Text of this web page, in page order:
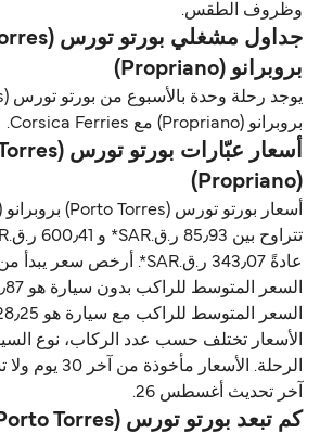
وظروف الطقس.
بروبرانو (Propriano)
بروبرانو (Propriano) مع Corsica Ferries.
(Propriano)
السعر المتوسط للراكب مع سيارة هو 428٫25 ر.ق.‏SAR*.
الأسعار تختلف حسب عدد الركاب، نوع
الرحلة. الأسعار
آخر تحديث أغسطس 26.